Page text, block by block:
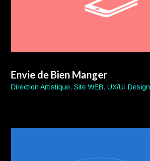
Envie de Bien Manger
Direction Artistique,Site WEB,UX/UI Design